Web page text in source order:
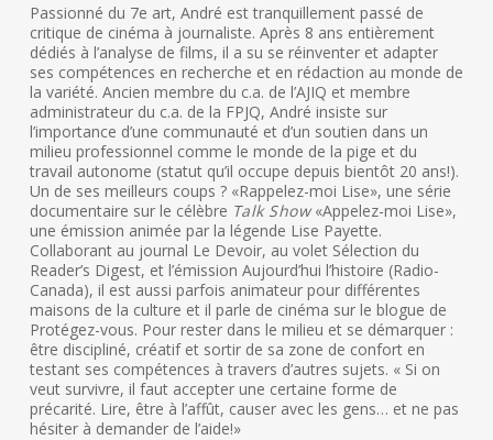
Passionné du 7e art, André est tranquillement passé de
critique de cinéma à journaliste. Après 8 ans entièrement
dédiés à l’analyse de films, il a su se réinventer et adapter
ses compétences en recherche et en rédaction au monde de
la variété. Ancien membre du c.a. de l’AJIQ et membre
administrateur du c.a. de la FPJQ, André insiste sur
l’importance d’une communauté et d’un soutien dans un
milieu professionnel comme le monde de la pige et du
travail autonome (statut qu’il occupe depuis bientôt 20 ans!).
Un de ses meilleurs coups ? «Rappelez-moi Lise», une série
documentaire sur le célèbre Talk Show«Appelez-moi Lise»,
une émission animée par la légende Lise Payette.
Collaborant au journal Le Devoir, au volet Sélection du
Reader’s Digest, et l’émission Aujourd’hui l’histoire (Radio-
Canada), il est aussi parfois animateur pour différentes
maisons de la culture et il parle de cinéma sur le blogue de
Protégez-vous. Pour rester dans le milieu et se démarquer :
être discipliné, créatif et sortir de sa zone de confort en
testant ses compétences à travers d’autres sujets. « Si on
veut survivre, il faut accepter une certaine forme de
précarité. Lire, être à l’affût, causer avec les gens… et ne pas
hésiter à demander de l’aide!»